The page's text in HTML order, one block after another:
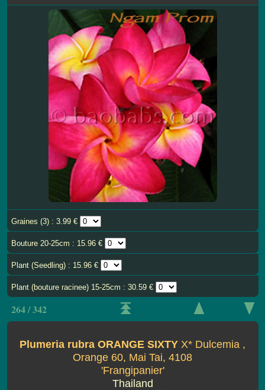
Graines (3) : 3.99 €
Bouture 20-25cm : 15.96 €
Plant (Seedling) : 15.96 €
Plant (bouture racinee) 15-25cm : 30.59 €
264 / 342
Plumeria rubra ORANGE SIXTY X* Dulcemia ,
Orange 60, Mai Tai, 4108
'Frangipanier'
Thailand